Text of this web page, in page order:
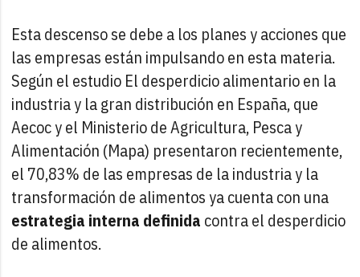
Esta descenso se debe a los planes y acciones que
las empresas están impulsando en esta materia.
Según el estudio El desperdicio alimentario en la
industria y la gran distribución en España, que
Aecoc y el Ministerio de Agricultura, Pesca y
Alimentación (Mapa) presentaron recientemente,
el 70,83% de las empresas de la industria y la
transformación de alimentos ya cuenta con una
estrategia interna definida contra el desperdicio
de alimentos.